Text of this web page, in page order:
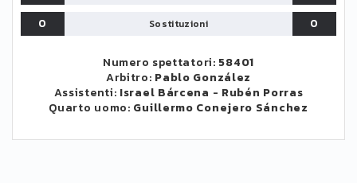
0
Sostituzioni 0
Numero spettatori: 58401
Arbitro: Pablo González
Assistenti: Israel Bárcena - Rubén Porras
Quarto uomo: Guillermo Conejero Sánchez